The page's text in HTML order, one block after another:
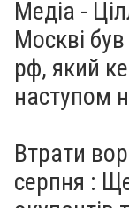
Медіа -
Москві
рф, який
наступом
Втрати
серпня :